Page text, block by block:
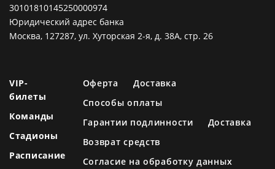
30101810145250000974
Юридический адрес банка
Москва, 127287, ул. Хуторская 2-я, д. 38А, стр. 26
VIP-
билеты
Команды
Стадионы
Расписание
Оферта
Доставка
Способы оплаты
Гарантии подлинности
Доставка
Возврат средств
Согласие на обработку данных